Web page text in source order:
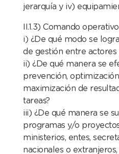
jerarquía y iv)
II.1.3) Comando operativo
i) ¿De qué modo se
de gestión entre actores
ii) ¿De qué manera se
prevención,
maximización de
tareas?
iii) ¿De qué manera se
programas y/o
ministerios, entes,
nacionales o